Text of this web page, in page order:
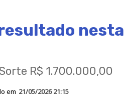
nesta
R$ 1.700.000,00
em 21/05/2026 21:15